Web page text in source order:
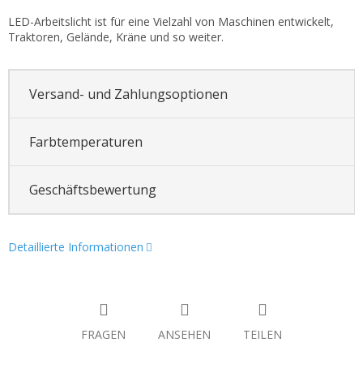
LED-Arbeitslicht ist für eine Vielzahl von Maschinen entwickelt,
Traktoren, Gelände, Kräne und so weiter.
Versand- und Zahlungsoptionen
Farbtemperaturen
Geschäftsbewertung
Detaillierte Informationen
FRAGEN ANSEHEN TEILEN